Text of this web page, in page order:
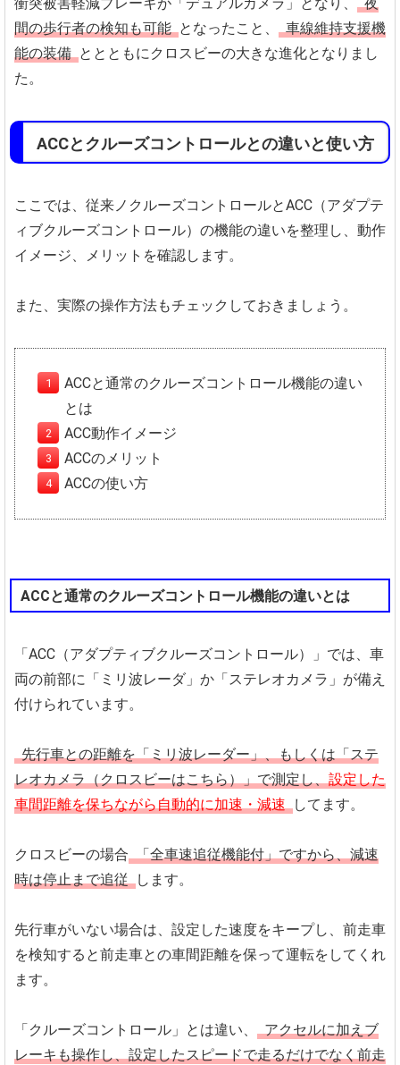
間の歩行者の検知も可能 となったこと、
車線維持支援機
能の装備 ととともにクロスビーの大きな進化となりまし
た。
ACCとクルーズコントロールとの違いと使い方
ここでは、従来ノクルーズコントロールとACC（アダプテ
ィブクルーズコントロール）の機能の違いを整理し、動作
イメージ、メリットを確認します。
また、実際の操作方法もチェックしておきましょう。
ACCと通常のクルーズコントロール機能の違い
とは
ACC動作イメージ
ACCのメリット
ACCの使い方
ACCと通常のクルーズコントロール機能の違いとは
「ACC（アダプティブクルーズコントロール）」では、車
両の前部に「ミリ波レーダ」か「ステレオカメラ」が備え
付けられています。
先行車との距離を「ミリ波レーダー」、もしくは「ステ
レオカメラ（クロスビーはこちら）」で測定し、設定した
車間距離を保ちながら自動的に加速・減速 してます。
クロスビーの場合 「全車速追従機能付」ですから、減速
時は停止まで追従 します。
先行車がいない場合は、設定した速度をキープし、前走車
を検知すると前走車との車間距離を保って運転をしてくれ
ます。
「クルーズコントロール」とは違い、
アクセルに加えブ
レーキも操作し、設定したスピードで走るだけでなく前走